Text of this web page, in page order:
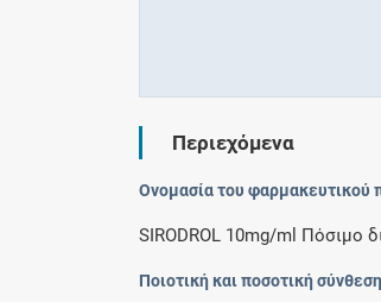
Περιεχόμενα
Ονομασία του φαρμακευτικού
SIRODROL 10mg/ml Πόσιμο
Ποιοτική και ποσοτική σύνθεση